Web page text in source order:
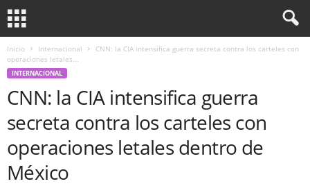
Inicio Internacional
CNN: la CIA intensifica guerra secreta contra los carteles con
operaciones letales...
INTERNACIONAL
CNN: la CIA intensifica guerra
secreta contra los carteles con
operaciones letales dentro de
México